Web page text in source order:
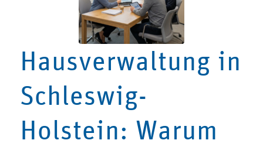
Hausverwaltung in
Schleswig-
Holstein: Warum